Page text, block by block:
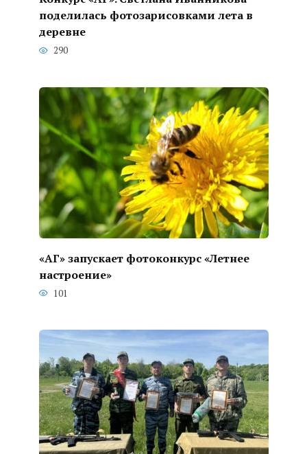
поделилась фотозарисовками лета в
деревне
290
«АГ» запускает фотоконкурс «Летнее
настроение»
101